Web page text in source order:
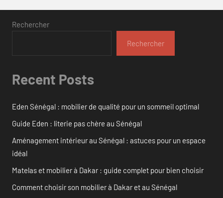
Rechercher
Rechercher
Recent Posts
Eden Sénégal : mobilier de qualité pour un sommeil optimal
Guide Eden : literie pas chère au Sénégal
Aménagement intérieur au Sénégal : astuces pour un espace
idéal
Matelas et mobilier à Dakar : guide complet pour bien choisir
Comment choisir son mobilier à Dakar et au Sénégal